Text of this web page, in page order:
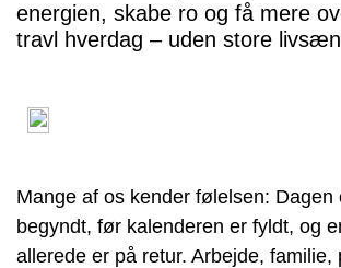
energien, skabe ro og få mere
travl hverdag – uden store
Mange af os kender følelsen: Dagen
begyndt, før kalenderen er fyldt, og
allerede er på retur. Arbejde, familie,